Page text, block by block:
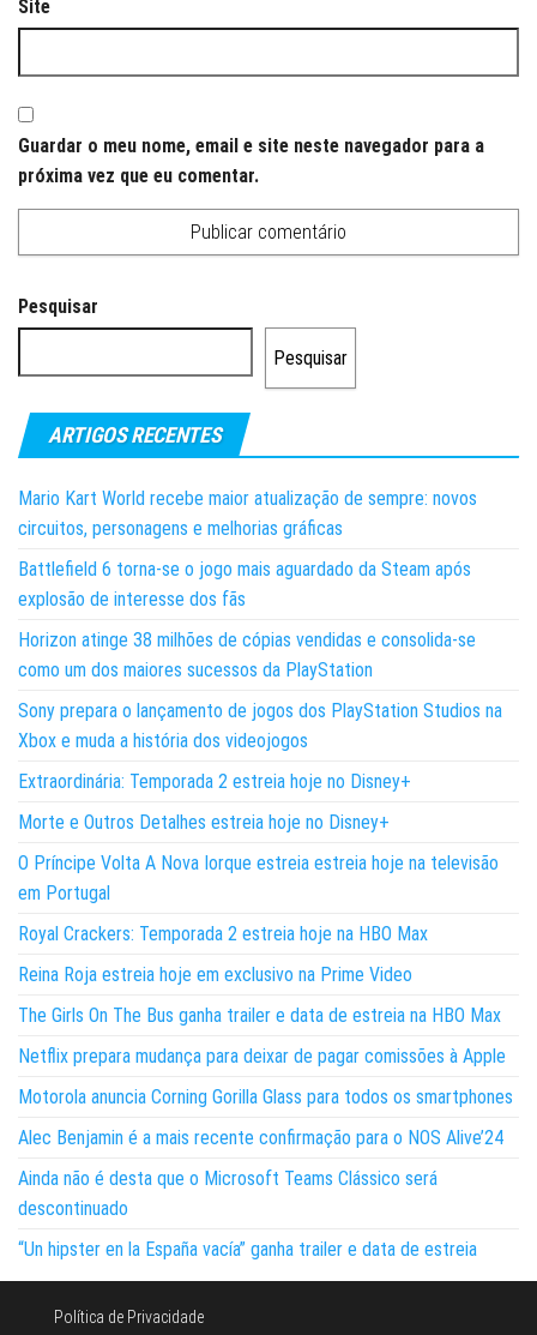
Site
Guardar o meu nome, email e site neste navegador para a
próxima vez que eu comentar.
Pesquisar
Pesquisar
ARTIGOS RECENTES
Mario Kart World recebe maior atualização de sempre: novos
circuitos, personagens e melhorias gráficas
Battlefield 6 torna-se o jogo mais aguardado da Steam após
explosão de interesse dos fãs
Horizon atinge 38 milhões de cópias vendidas e consolida-se
como um dos maiores sucessos da PlayStation
Sony prepara o lançamento de jogos dos PlayStation Studios na
Xbox e muda a história dos videojogos
Extraordinária: Temporada 2 estreia hoje no Disney+
Morte e Outros Detalhes estreia hoje no Disney+
O Príncipe Volta A Nova Iorque estreia estreia hoje na televisão
em Portugal
Royal Crackers: Temporada 2 estreia hoje na HBO Max
Reina Roja estreia hoje em exclusivo na Prime Video
The Girls On The Bus ganha trailer e data de estreia na HBO Max
Netflix prepara mudança para deixar de pagar comissões à Apple
Motorola anuncia Corning Gorilla Glass para todos os smartphones
Alec Benjamin é a mais recente confirmação para o NOS Alive’24
Ainda não é desta que o Microsoft Teams Clássico será
descontinuado
“Un hipster en la España vacía” ganha trailer e data de estreia
Política de Privacidade